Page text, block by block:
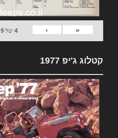
«
‹
4של
קטלוג ג'יפ 1977